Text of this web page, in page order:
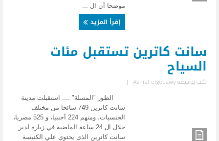
موضحا أن ال ...
إقرأ المزيد
سانت كاترين تستقبل مئات
السياح
كتب بواسطةAshraf elgedawy
|
الطور "المسلة" .... استقبلت مدينة
سانت كاترين 749 سائحا من مختلف
الجنسيات، ومنهم 224 أجنبيا، و 525 مصريا،
خلال ال 24 ساعة الماضية في زيارة لدير
سانت كاترين الذي يحتوي علي الكنيسة